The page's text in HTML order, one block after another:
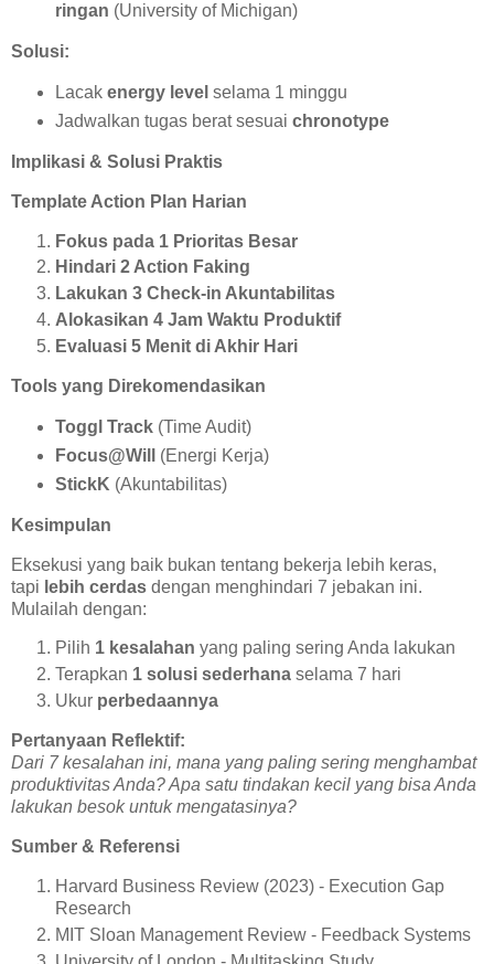
ringan (University of Michigan)
Solusi:
Lacak energy level selama 1 minggu
Jadwalkan tugas berat sesuai chronotype
Implikasi & Solusi Praktis
Template Action Plan Harian
Fokus pada 1 Prioritas Besar
Hindari 2 Action Faking
Lakukan 3 Check-in Akuntabilitas
Alokasikan 4 Jam Waktu Produktif
Evaluasi 5 Menit di Akhir Hari
Tools yang Direkomendasikan
Toggl Track(Time Audit)
Focus@Will
(Energi Kerja)
StickK (Akuntabilitas)
Kesimpulan
Eksekusi yang baik bukan tentang bekerja lebih keras,
tapi lebih cerdas dengan menghindari 7 jebakan ini.
Mulailah dengan:
Pilih 1 kesalahan yang paling sering Anda lakukan
Terapkan 1 solusi sederhana selama 7 hari
Ukur perbedaannya
Pertanyaan Reflektif:
Dari 7 kesalahan ini, mana yang paling sering menghambat
produktivitas Anda? Apa satu tindakan kecil yang bisa Anda
lakukan besok untuk mengatasinya?
Sumber & Referensi
Harvard Business Review (2023) - Execution Gap
Research
MIT Sloan Management Review - Feedback Systems